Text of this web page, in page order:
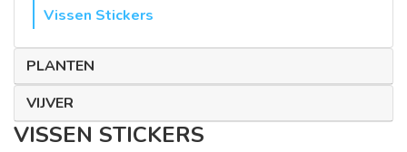
Vissen Stickers
PLANTEN
VIJVER
VISSEN STICKERS